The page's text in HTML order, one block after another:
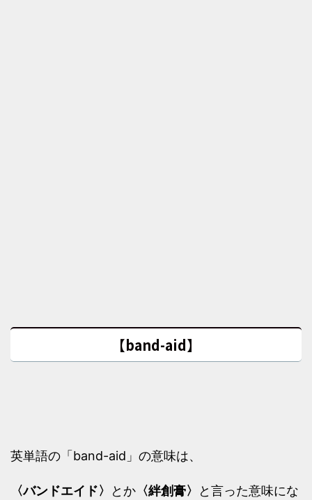
【band-aid】
英単語の「band-aid」の意味は、
〈バンドエイド〉 とか 〈絆創膏〉
と言った意味にな